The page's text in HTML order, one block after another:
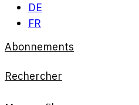
DE
FR
Abonnements
Rechercher